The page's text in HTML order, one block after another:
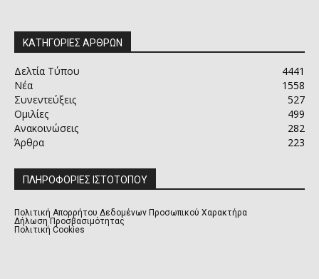
ΚΑΤΗΓΟΡΙΕΣ ΑΡΘΡΩΝ
Δελτία Τύπου
4441
Νέα
1558
Συνεντεύξεις
527
Ομιλίες
499
Ανακοινώσεις
282
Άρθρα
223
ΠΛΗΡΟΦΟΡΙΕΣ ΙΣΤΟΤΟΠΟΥ
Πολιτική Απορρήτου Δεδομένων Προσωπικού Χαρακτήρα
Δήλωση Προσβασιμότητας
Πολιτική Cookies